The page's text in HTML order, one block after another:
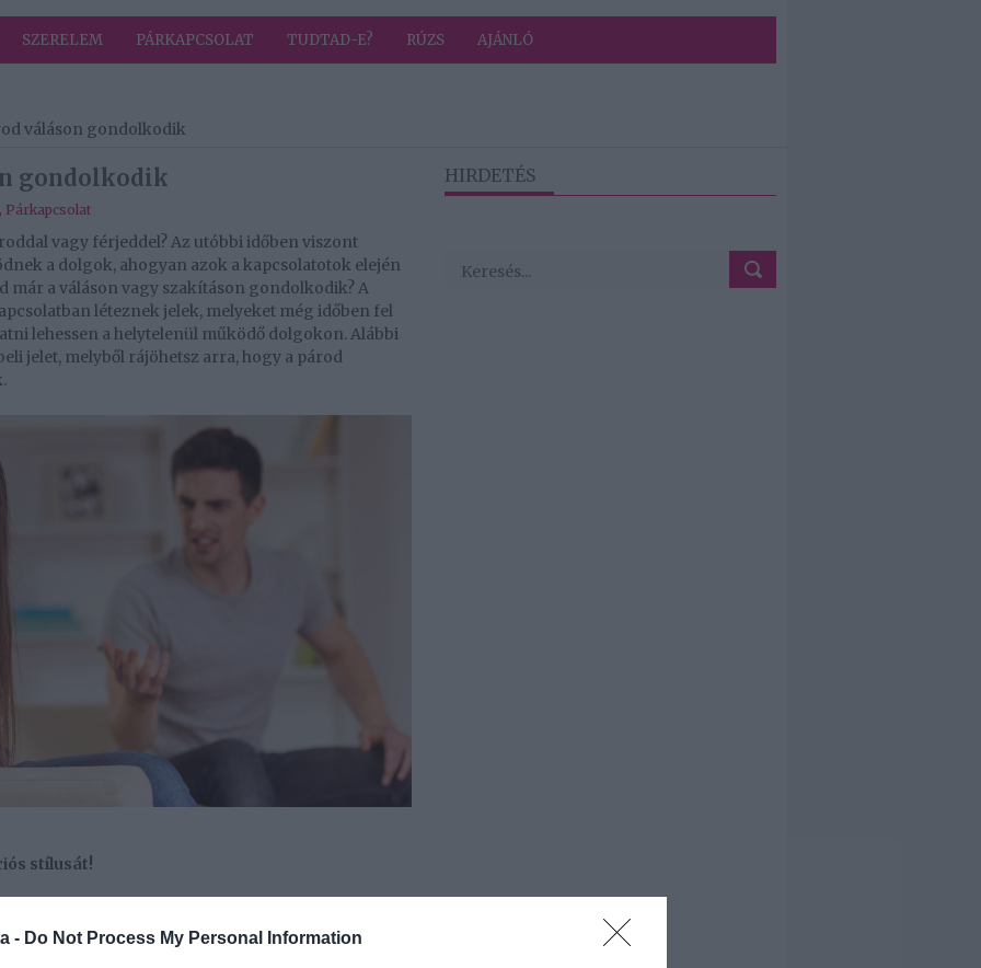
- Do Not Process My Personal Information
SZERELEM PÁRKAPCSOLAT TUDTAD-E? RÚZS AJÁNLÓ
váláson gondolkodik
gondolkodik
, Párkapcsolat
vagy férjeddel? Az utóbbi időben viszont
a dolgok, ahogyan azok a kapcsolatotok elején
már a váláson vagy szakításon gondolkodik? A
léteznek jelek, melyeket még időben fel
lehessen a helytelenül működő dolgokon. Alábbi
jelet, melyből rájöhetsz arra, hogy a párod
stílusát!
bosszantson annyit a fölösleges mondanivalójával?
nincs neked, akkor mindez halálosan
a csipkelődéseket, akkor ez annak a jele, hogy
HIRDETÉS